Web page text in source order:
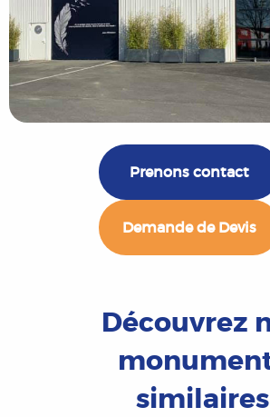
Prenons contact
Demande de Devis
Découvrez
similaires